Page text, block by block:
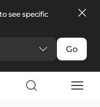
see specific
Go